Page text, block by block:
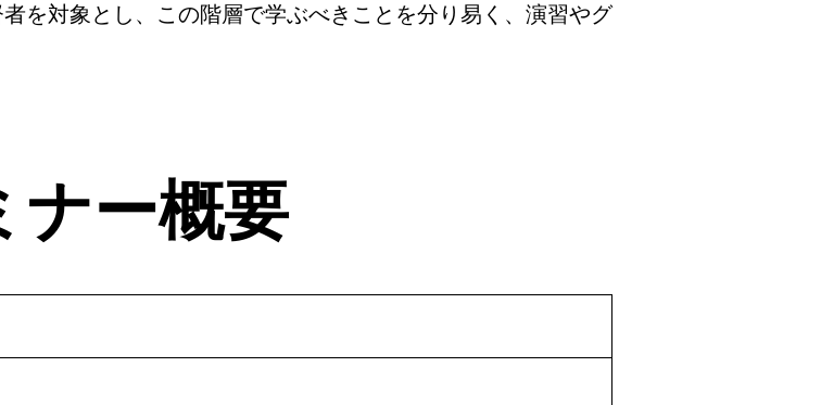
を対象とし、この階層で学ぶべきことを分り易く、演習やグ
ナー概要